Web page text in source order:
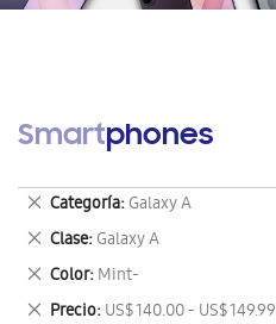
Smartphones
Categoría Galaxy A
Eliminar
este
artículo
Clase Galaxy A
Eliminar
este
artículo
Color Mint-
Eliminar
este
Precio US$ 140.00 - US$ 149.99
Eliminar